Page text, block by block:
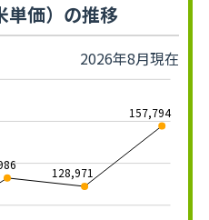
単価）の推移
2026年8月現在
128,971
157,794